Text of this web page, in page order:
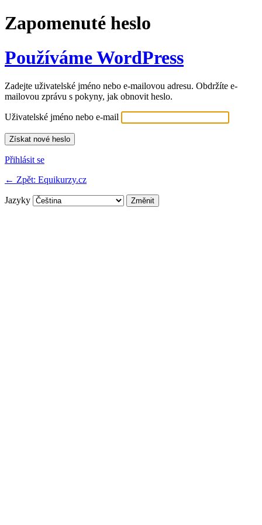
Zapomenuté heslo
Používáme WordPress
Zadejte uživatelské jméno nebo e-mailovou adresu. Obdržíte e-
mailovou zprávu s pokyny, jak obnovit heslo.
Uživatelské jméno nebo e-mail
Přihlásit se
← Zpět: Equikurzy.cz
Jazyky